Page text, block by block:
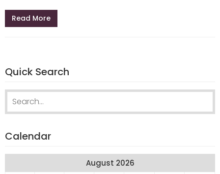
Read More
Quick Search
Search
Calendar
August 2026